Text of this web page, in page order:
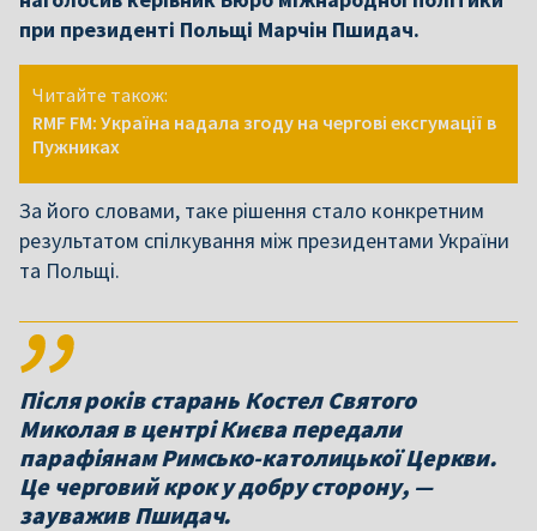
при президенті Польщі Марчін Пшидач.
Читайте також:
RMF FM: Україна надала згоду на чергові ексгумації в
Пужниках
За його словами, таке рішення стало конкретним
результатом спілкування між президентами України
та Польщі.
Після років старань Костел Святого
Миколая в центрі Києва передали
парафіянам Римсько-католицької Церкви.
Це черговий крок у добру сторону, —
зауважив Пшидач.